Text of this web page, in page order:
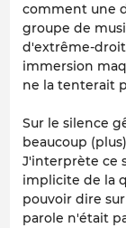
comment une
groupe de
d'extrême-
immersion
ne la tenterait
Sur le silence
beaucoup
J'interprète ce
implicite de la
pouvoir dire
parole n'était